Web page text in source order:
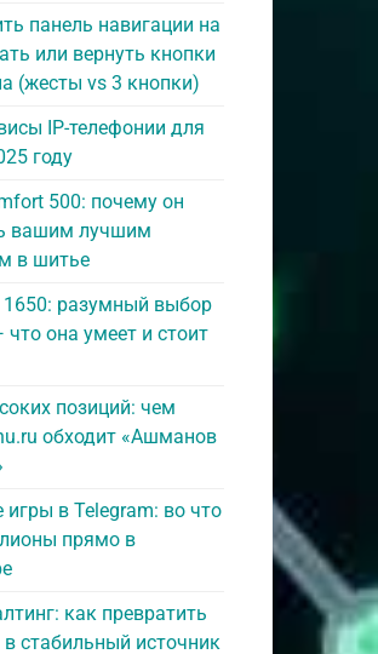
панель навигации на
или вернуть кнопки
(жесты vs 3 кнопки)
IP-телефонии для
году
500: почему он
вашим лучшим
в шитье
1650: разумный выбор
она умеет и стоит
позиций: чем
обходит «Ашманов
в Telegram: во что
прямо в
как превратить
стабильный источник